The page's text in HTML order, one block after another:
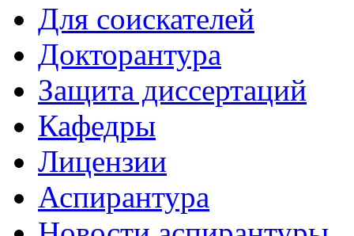
Для соискателей
Докторантура
Защита диссертаций
Кафедры
Лицензии
Аспирантура